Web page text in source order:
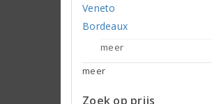
Veneto
Bordeaux
meer
meer
Zoek op prijs